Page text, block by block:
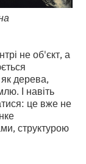
не об'єкт, а
дерева,
І навіть
це вже не
структурою